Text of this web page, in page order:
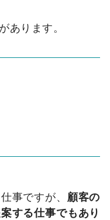
あります。
事ですが、 顧客の
する仕事でもあり